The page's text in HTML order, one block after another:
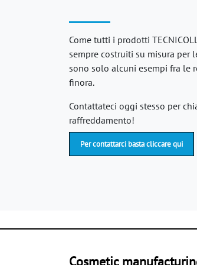
Come tutti i prodotti
sempre costruiti su misura
sono solo alcuni esempi fra le
finora.
Contattateci oggi stesso per
raffreddamento!
Per contattarci basta cliccare qui
Cosmetic